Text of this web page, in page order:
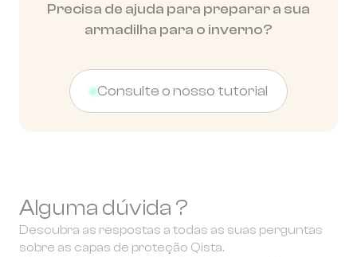
Precisa de ajuda para preparar a sua
armadilha para o inverno?
Consulte o nosso tutorial
Alguma dúvida ?
Descubra as respostas a todas as suas perguntas
sobre as capas de proteção Qista.